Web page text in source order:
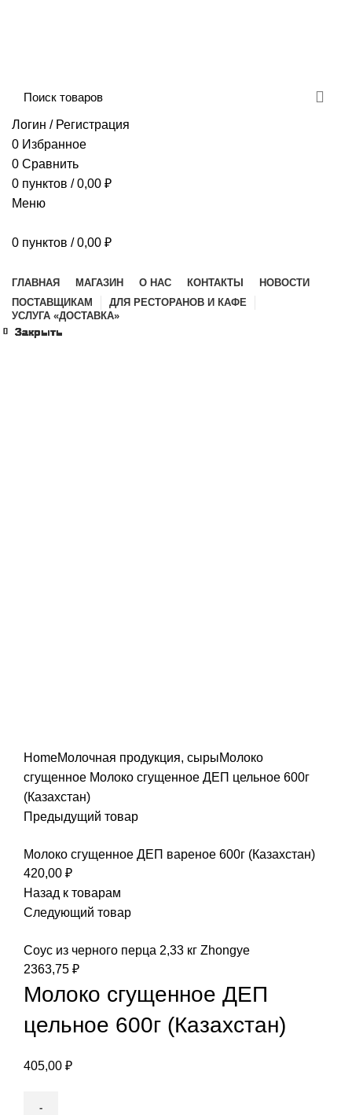
Логин / Регистрация
0 Избранное
0 Сравнить
0 пунктов / 0,00 ₽
Меню
0 пунктов / 0,00 ₽
ГЛАВНАЯ МАГАЗИН О НАС КОНТАКТЫ
НОВОСТИ
ПОСТАВЩИКАМ
ДЛЯ РЕСТОРАНОВ И КАФЕ
УСЛУГА «ДОСТАВКА»
HomeМолочная продукция, сырыМолоко
сгущенное Молоко сгущенное ДЕП цельное 600г
(Казахстан)
Предыдущий товар
Молоко сгущенное ДЕП вареное 600г (Казахстан)
420,00 ₽
Назад к товарам
Следующий товар
Соус из черного перца 2,33 кг Zhongye
2363,75 ₽
Молоко сгущенное ДЕП
цельное 600г (Казахстан)
405,00 ₽
Закрыть
Закрыть
Закрыть
Закрыть
Закрыть
Закрыть
Закрыть
Закрыть
Закрыть
Закрыть
Закрыть
Закрыть
Закрыть